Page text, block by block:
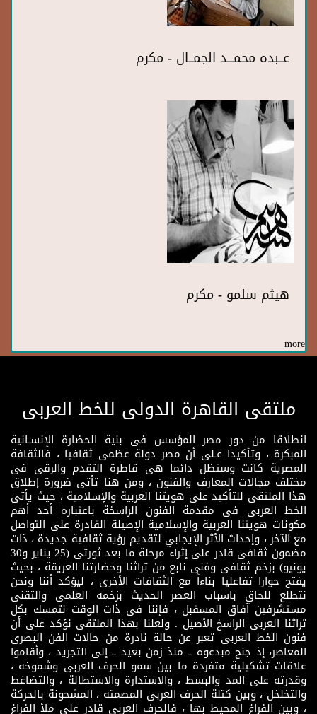
عــبده محمـــد الجمــال - مكرم
هيثم سلمو - مكرم
more
ملتقى القاهرة الدولى للخط العربى
انطلاقا من دور مصر المؤسس فى بنية الحضارة الإنسـانية
المبكرة ، وتأكيدا عـلى أن مصر دولة عظمى ثقافيا ، فالثقافة
المصرية كانت وستظل دائما هى قاطرة التقدم والرقى فى
مختلف مجالات المعارف والفنون ، ومن هنا تأتى ضرورة إطلاق
هذا الملتقى للتأكيد على هويتنا العربية والإسلامية ، حيث يأتى
الخط العربى فى مقدمة الفنون الراسخة باعتباره أحد أهم
مكونات هويتنا العربية والإسلامية الإصيلة القادرة على التواصل
مع الآخر ، وإحداث الأثر الإيجابي لتقديم رؤية ثقافية جديدة ، ذات
مضمون ثقافى قادر على إثراء مرحلة ما بعد ثورتى (25 يناير و30
يونيو) بزخم ثقافى وفنى نابع من تراثنا وحضارتنا العريقة ، بحيث
يفتح حوارا تفاعليا بناءاً مع الثقافات الأخرى ، ليؤكد أننا ونحن
نتطلع للحاق باسباب العصر الحديث بزخمه العلمى والتقنى
مستشرفين آفاق المسقبل ، فإننا فى ذات الوقت نتمسك بكل
تراثنا العربى الراسخ الأصيل . ولعلنا بهذا الملتقى نؤكد على أن
فنون الخط العربى تعبر عن حالة نادرة من حالات الفن البصرى
المعاصر، إذ جنح مبدعوه ــ منذ زمن بعيد ــ إلى التجريد ، وأقاموا
علاقات تشكيلية متفردة ما بين سمو الحرف العربى وشموخه ،
وقدرته على المد والبسط ، والاستدارة والاستطالة ، والتضاغط
والتخلخل ، وبين كتلة الحرف العربى المصمته ، المشحونة بالحركة
، وبين الفراغ المحيط بها ، فالحرف العربى قادر على ملأ الفراغ